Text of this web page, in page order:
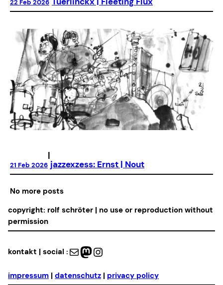
22 Feb 2026
21 Feb 2026
|
jazzexzess: Ernst | Nout
No more posts
copyright: rolf schröter | no use or reproduction without
permission
kontakt | social : Mail Mastodon Instagram
impressum | datenschutz | privacy policy